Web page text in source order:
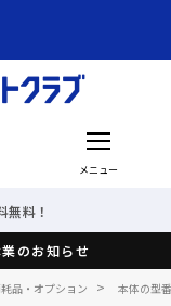
メニュー
無料！
のお知らせ
品・オプション > 本体の型